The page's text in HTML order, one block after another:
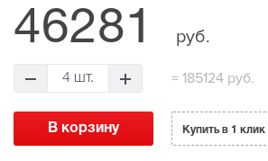
46281 руб.
4 шт. = 185124 руб.
Купить в 1 клик